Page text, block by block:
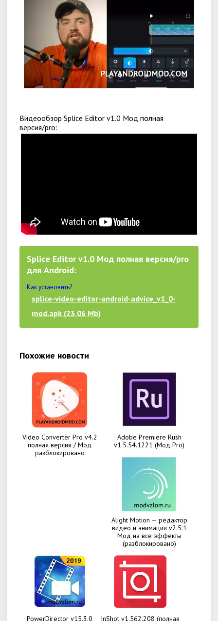
Видеообзор Splice Editor v1.0 Мод полная
версия/pro:
Splice Editor v1.0 Мод полная версия/pro
для Android:
Как установить?
splice-video-editor-android-advice_v1_0-
mod.apk (23,06 Mb)
Похожие новости
Video Converter Pro v4.2
полная версия / Мод
разблокировано
Adobe Premiere Rush
v1.5.54.1221 (Мод Pro)
Alight Motion — редактор
видео и анимации v2.5.1
Мод на все эффекты
(разблокировано)
PowerDirector v15.3.0
InShot v1.562.208 (полная